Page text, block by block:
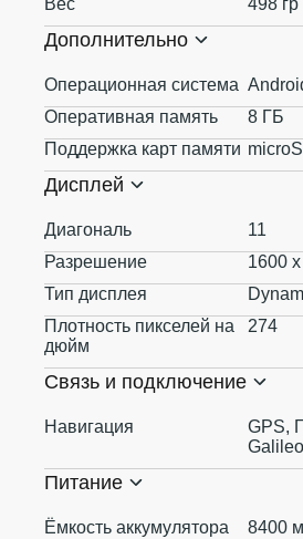
Вес 498 гр
Дополнительно
Операционная система
Оперативная память
8 ГБ
Поддержка карт памяти
Дисплей
Диагональ
11
Разрешение
1600
Тип дисплея
Плотность пикселей на
дюйм
274
Связь и подключение
Навигация
GPS,
Питание
Ёмкость аккумулятора
8400